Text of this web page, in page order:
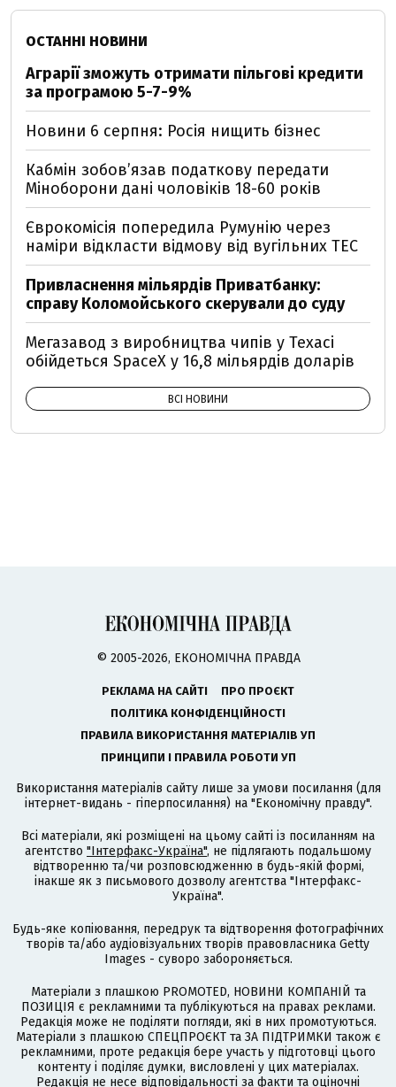
ОСТАННІ НОВИНИ
Аграрії зможуть отримати пільгові кредити
за програмою 5-7-9%
Новини 6 серпня: Росія нищить бізнес
Кабмін зобовʼязав податкову передати
Міноборони дані чоловіків 18-60 років
Єврокомісія попередила Румунію через
наміри відкласти відмову від вугільних ТЕС
Привласнення мільярдів Приватбанку:
справу Коломойського скерували до суду
Мегазавод з виробництва чипів у Техасі
обійдеться SpaceX у 16,8 мільярдів доларів
ВСІ НОВИНИ
© 2005-2026, ЕКОНОМІЧНА ПРАВДА
РЕКЛАМА НА САЙТІ
ПРО ПРОЄКТ
ПОЛІТИКА КОНФІДЕНЦІЙНОСТІ
ПРАВИЛА ВИКОРИСТАННЯ МАТЕРІАЛІВ УП
ПРИНЦИПИ І ПРАВИЛА РОБОТИ УП
Використання матеріалів сайту лише за умови посилання (для
інтернет-видань - гіперпосилання) на "Економічну правду".
Всі матеріали, які розміщені на цьому сайті із посиланням на
агентство "Інтерфакс-Україна", не підлягають подальшому
відтворенню та/чи розповсюдженню в будь-якій формі,
інакше як з письмового дозволу агентства "Інтерфакс-
Україна".
Будь-яке копіювання, передрук та відтворення фотографічних
творів та/або аудіовізуальних творів правовласника Getty
Images - суворо забороняється.
Матеріали з плашкою PROMOTED, НОВИНИ КОМПАНІЙ та
ПОЗИЦІЯ є рекламними та публікуються на правах реклами.
Редакція може не поділяти погляди, які в них промотуються.
Матеріали з плашкою СПЕЦПРОЄКТ та ЗА ПІДТРИМКИ також є
рекламними, проте редакція бере участь у підготовці цього
контенту і поділяє думки, висловлені у цих матеріалах.
Редакція не несе відповідальності за факти та оціночні